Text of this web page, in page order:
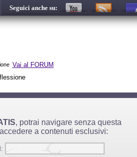
Seguici anche su:
Vai al FORUM
, potrai navigare senza questa
a contenuti esclusivi:
: